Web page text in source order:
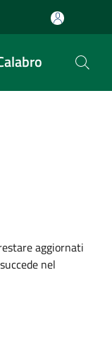
aggiornati
nel